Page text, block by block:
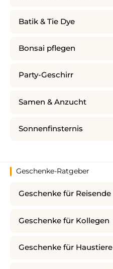
Batik & Tie Dye
Bonsai pflegen
Party-Geschirr
Samen & Anzucht
Sonnenfinsternis
Geschenke-Ratgeber
Geschenke für Reisende
Geschenke für Kollegen
Geschenke für Haustiere